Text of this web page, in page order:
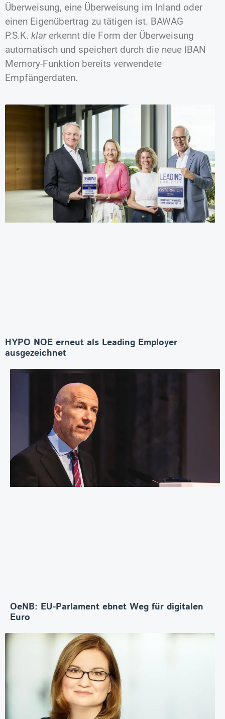
Überweisung, eine Überweisung im Inland oder
einen Eigenübertrag zu tätigen ist. BAWAG
P.S.K. klarerkennt die Form der Überweisung
automatisch und speichert durch die neue IBAN
Memory-Funktion bereits verwendete
Empfängerdaten.
HYPO NOE erneut als Leading Employer
ausgezeichnet
OeNB: EU-Parlament ebnet Weg für digitalen
Euro